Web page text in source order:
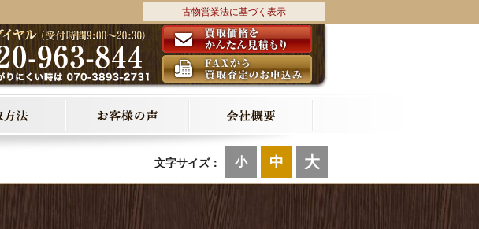
古物営業法に基づく表示
文字サイズ： 小 中 大